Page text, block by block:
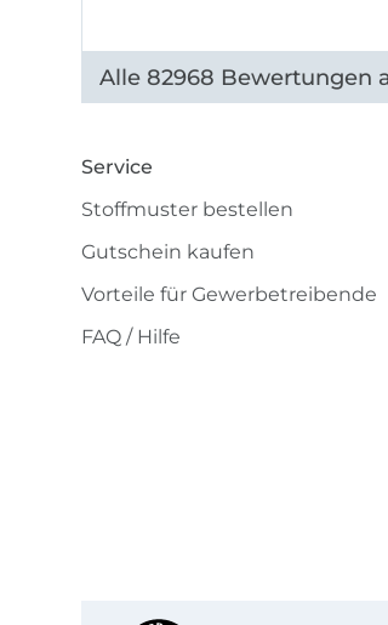
Alle 82968 Bewertungen
Service
Stoffmuster bestellen
Gutschein kaufen
Vorteile für Gewerbetreibende
FAQ / Hilfe